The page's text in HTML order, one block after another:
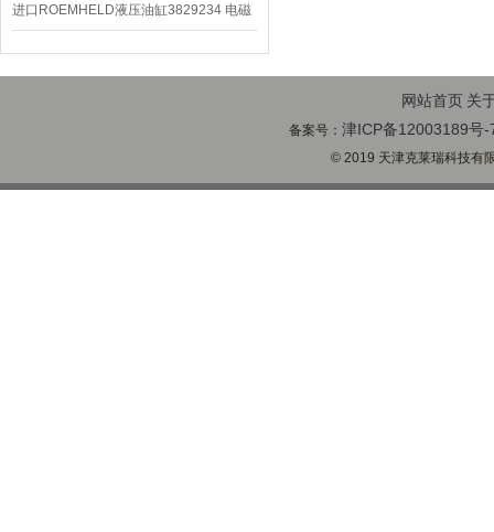
编码器
进口ROEMHELD液压油缸3829234 电磁
阀定位器
网站首页 关
备案号：津ICP备12003189号-
© 2019 天津克莱瑞科技有